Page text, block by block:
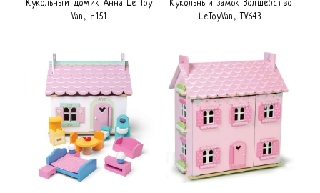
Кукольный домик Анна Le Toy
Van, H151
Кукольный замок Волшебство
LeToyVan, TV643